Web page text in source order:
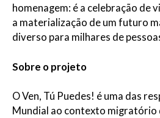
homenagem: é a celebração de
a materialização de um futuro
diverso para milhares de
Sobre o projeto
O Ven, Tú Puedes! é uma das
Mundial ao contexto migratório